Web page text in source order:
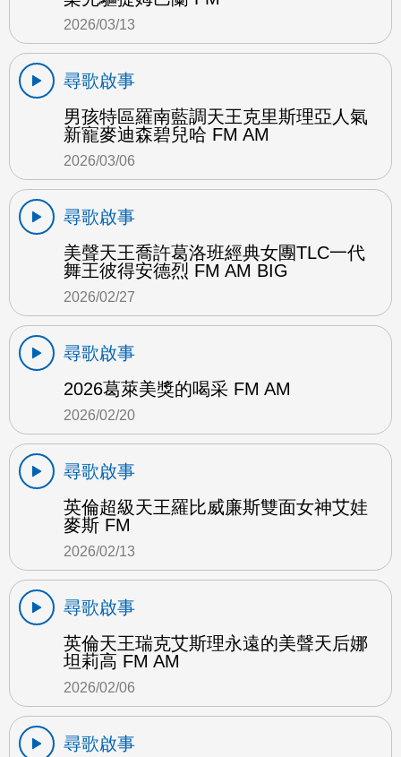
2026/03/13
尋歌啟事
男孩特區羅南藍調天王克里斯理亞人氣
新寵麥迪森碧兒哈 FM AM
2026/03/06
尋歌啟事
美聲天王喬許葛洛班經典女團TLC一代
舞王彼得安德烈 FM AM BIG
2026/02/27
尋歌啟事
2026葛萊美獎的喝采 FM AM
2026/02/20
尋歌啟事
英倫超級天王羅比威廉斯雙面女神艾娃
麥斯 FM
2026/02/13
尋歌啟事
英倫天王瑞克艾斯理永遠的美聲天后娜
坦莉高 FM AM
2026/02/06
尋歌啟事